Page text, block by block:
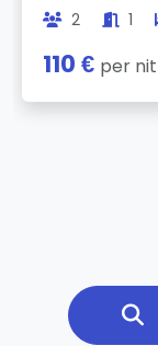
2 1
110 € per nit